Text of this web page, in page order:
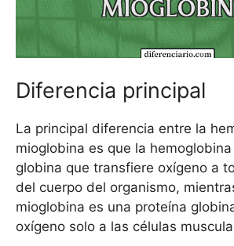
Diferencia principal
La principal diferencia entre la
mioglobina es que la
globina que transfiere oxígeno a
del cuerpo del organismo,
mioglobina es una proteína
oxígeno solo a las células